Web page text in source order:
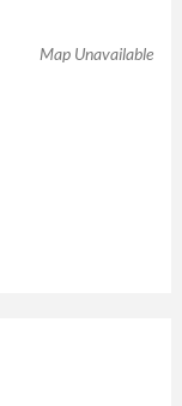
Map Unavailable